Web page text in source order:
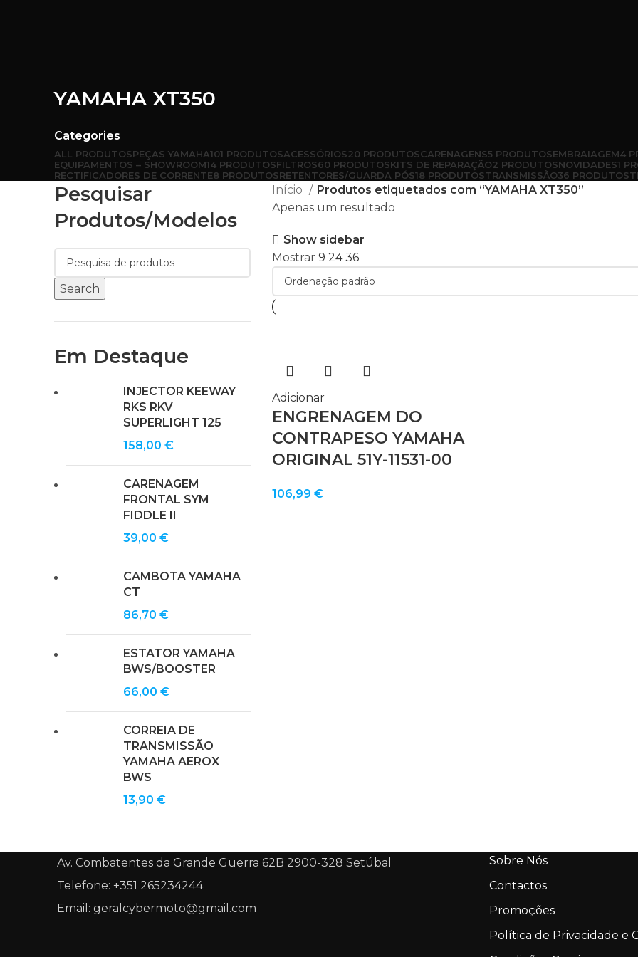
YAMAHA XT350
Categories
ALL PRODUTOSPEÇAS YAMAHA101 PRODUTOSACESSÓRIOS20 PRODUTOSCARENAGENS5 PRODUTOSEMBRAIAGEM4
EQUIPAMENTOS – SHOWROOM14 PRODUTOSFILTROS60 PRODUTOSKITS DE REPARAÇÃO2 PRODUTOSNOVIDADES1
RECTIFICADORES DE CORRENTE8 PRODUTOSRETENTORES/GUARDA PÓS18 PRODUTOSTRANSMISSÃO36 PRODUTOS
Pesquisar
Produtos/modelos
Search
Em Destaque
INJECTOR KEEWAY
RKS RKV
SUPERLIGHT 125
158,00 €
CARENAGEM
FRONTAL SYM
FIDDLE II
39,00 €
CAMBOTA YAMAHA
CT
86,70 €
ESTATOR YAMAHA
BWS/BOOSTER
66,00 €
CORREIA DE
TRANSMISSÃO
YAMAHA AEROX
BWS
13,90 €
Início
Produtos etiquetados com “YAMAHA XT350”
Apenas um resultado
Show sidebar
Mostrar 9 2436
Adicionar
ENGRENAGEM DO
CONTRAPESO YAMAHA
ORIGINAL 51Y-11531-00
106,99 €
Av. Combatentes da Grande Guerra 62B 2900-328 Setúbal
Telefone: +351 265234244
Email: geralcybermoto@gmail.com
Sobre Nós
Contactos
Promoções
Política de Privacidade e